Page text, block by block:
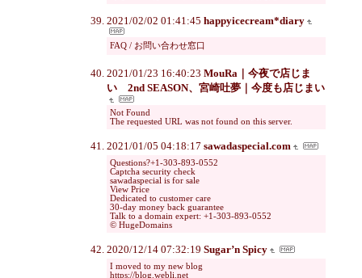
2021/02/02 01:41:45 happyicecream*diary
FAQ / お問い合わせ窓口
2021/01/23 16:40:23 MouRa｜今夜で店じま
い 2nd SEASON、宮崎吐夢｜今度も店じまい
Not Found
The requested URL was not found on this server.
2021/01/05 04:18:17 sawadaspecial.com
Questions?+1-303-893-0552
Captcha security check
sawadaspecial is for sale
View Price
Dedicated to customer care
30-day money back guarantee
Talk to a domain expert: +1-303-893-0552
© HugeDomains
2020/12/14 07:32:19 Sugar’n Spicy
I moved to my new blog
https://blog.webli.net